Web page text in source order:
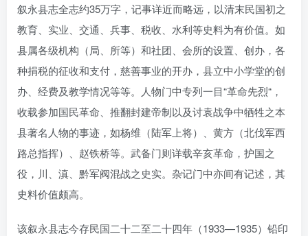
叙永县志全志约35万字，记事详近而略远，以清末民国初之
教育、实业、交通、兵事、税收、水利等史料为有价值。如
县属各级机构（局、所等）和社团、会所的设置、创办，各
种捐税的征收和支付，慈善事业的开办，县立中小学堂的创
办、经费及教学情况等等。人物门中专列一目“革命先烈“，
收载参加国民革命、推翻封建帝制以及讨袁战争中牺牲之本
县著名人物的事迹，如杨维（陆军上将）、黄方（北伐军西
路总指挥）、赵铁桥等。武备门则详载辛亥革命，护国之
役，川、滇、黔军阀混战之史实。杂记门中亦间有记述，其
史料价值颇高。
该叙永县志今存民国二十二至二十四年（1933—1935）铅印